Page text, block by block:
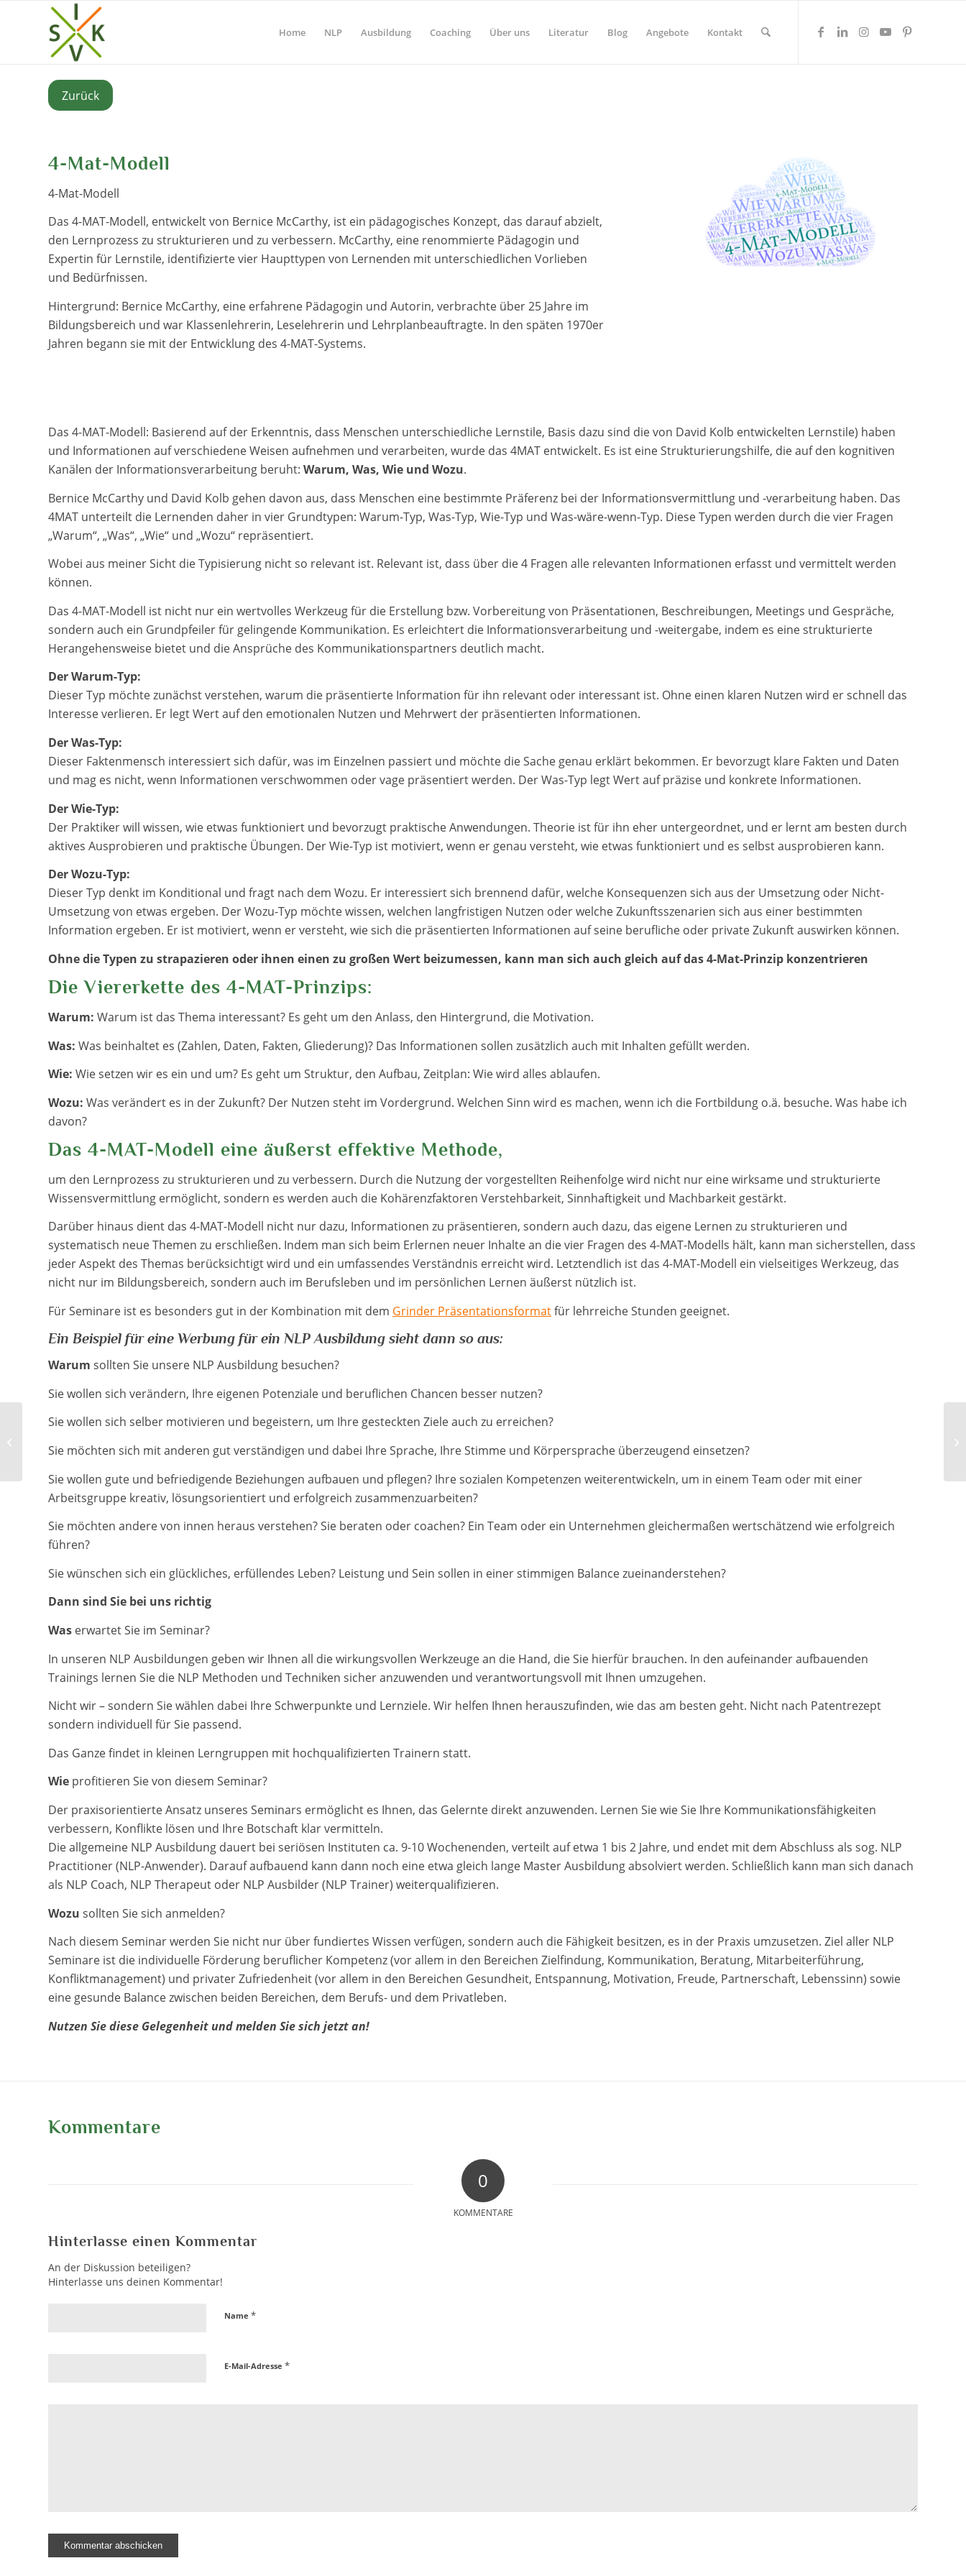
Home NLP Ausbildung Coaching Über uns Literatur Blog Angebote Kontakt
Zurück
4-Mat-Modell
4-Mat-Modell
Das 4-MAT-Modell, entwickelt von Bernice McCarthy, ist ein pädagogisches Konzept, das darauf abzielt,
den Lernprozess zu strukturieren und zu verbessern. McCarthy, eine renommierte Pädagogin und
Expertin für Lernstile, identifizierte vier Haupttypen von Lernenden mit unterschiedlichen Vorlieben
und Bedürfnissen.
Hintergrund: Bernice McCarthy, eine erfahrene Pädagogin und Autorin, verbrachte über 25 Jahre im
Bildungsbereich und war Klassenlehrerin, Leselehrerin und Lehrplanbeauftragte. In den späten 1970er
Jahren begann sie mit der Entwicklung des 4-MAT-Systems.
Das 4-MAT-Modell: Basierend auf der Erkenntnis, dass Menschen unterschiedliche Lernstile, Basis dazu sind die von David Kolb entwickelten Lernstile) haben
und Informationen auf verschiedene Weisen aufnehmen und verarbeiten, wurde das 4MAT entwickelt. Es ist eine Strukturierungshilfe, die auf den kognitiven
Kanälen der Informationsverarbeitung beruht: Warum, Was, Wie und Wozu.
Bernice McCarthy und David Kolb gehen davon aus, dass Menschen eine bestimmte Präferenz bei der Informationsvermittlung und -verarbeitung haben. Das
4MAT unterteilt die Lernenden daher in vier Grundtypen: Warum-Typ, Was-Typ, Wie-Typ und Was-wäre-wenn-Typ. Diese Typen werden durch die vier Fragen
„Warum“, „Was“, „Wie“ und „Wozu“ repräsentiert.
Wobei aus meiner Sicht die Typisierung nicht so relevant ist. Relevant ist, dass über die 4 Fragen alle relevanten Informationen erfasst und vermittelt werden
können.
Das 4-MAT-Modell ist nicht nur ein wertvolles Werkzeug für die Erstellung bzw. Vorbereitung von Präsentationen, Beschreibungen, Meetings und Gespräche,
sondern auch ein Grundpfeiler für gelingende Kommunikation. Es erleichtert die Informationsverarbeitung und -weitergabe, indem es eine strukturierte
Herangehensweise bietet und die Ansprüche des Kommunikationspartners deutlich macht.
Der Warum-Typ:
Dieser Typ möchte zunächst verstehen, warum die präsentierte Information für ihn relevant oder interessant ist. Ohne einen klaren Nutzen wird er schnell das
Interesse verlieren. Er legt Wert auf den emotionalen Nutzen und Mehrwert der präsentierten Informationen.
Der Was-Typ:
Dieser Faktenmensch interessiert sich dafür, was im Einzelnen passiert und möchte die Sache genau erklärt bekommen. Er bevorzugt klare Fakten und Daten
und mag es nicht, wenn Informationen verschwommen oder vage präsentiert werden. Der Was-Typ legt Wert auf präzise und konkrete Informationen.
Der Wie-Typ:
Der Praktiker will wissen, wie etwas funktioniert und bevorzugt praktische Anwendungen. Theorie ist für ihn eher untergeordnet, und er lernt am besten durch
aktives Ausprobieren und praktische Übungen. Der Wie-Typ ist motiviert, wenn er genau versteht, wie etwas funktioniert und es selbst ausprobieren kann.
Der Wozu-Typ:
Dieser Typ denkt im Konditional und fragt nach dem Wozu. Er interessiert sich brennend dafür, welche Konsequenzen sich aus der Umsetzung oder Nicht-
Umsetzung von etwas ergeben. Der Wozu-Typ möchte wissen, welchen langfristigen Nutzen oder welche Zukunftsszenarien sich aus einer bestimmten
Information ergeben. Er ist motiviert, wenn er versteht, wie sich die präsentierten Informationen auf seine berufliche oder private Zukunft auswirken können.
Ohne die Typen zu strapazieren oder ihnen einen zu großen Wert beizumessen, kann man sich auch gleich auf das 4-Mat-Prinzip konzentrieren
Die Viererkette des 4-MAT-Prinzips:
Warum: Warum ist das Thema interessant? Es geht um den Anlass, den Hintergrund, die Motivation.
Was: Was beinhaltet es (Zahlen, Daten, Fakten, Gliederung)? Das Informationen sollen zusätzlich auch mit Inhalten gefüllt werden.
Wie: Wie setzen wir es ein und um? Es geht um Struktur, den Aufbau, Zeitplan: Wie wird alles ablaufen.
Wozu: Was verändert es in der Zukunft? Der Nutzen steht im Vordergrund. Welchen Sinn wird es machen, wenn ich die Fortbildung o.ä. besuche. Was habe ich
davon?
Das 4-MAT-Modell eine äußerst effektive Methode,
um den Lernprozess zu strukturieren und zu verbessern. Durch die Nutzung der vorgestellten Reihenfolge wird nicht nur eine wirksame und strukturierte
Wissensvermittlung ermöglicht, sondern es werden auch die Kohärenzfaktoren Verstehbarkeit, Sinnhaftigkeit und Machbarkeit gestärkt.
Darüber hinaus dient das 4-MAT-Modell nicht nur dazu, Informationen zu präsentieren, sondern auch dazu, das eigene Lernen zu strukturieren und
systematisch neue Themen zu erschließen. Indem man sich beim Erlernen neuer Inhalte an die vier Fragen des 4-MAT-Modells hält, kann man sicherstellen, dass
jeder Aspekt des Themas berücksichtigt wird und ein umfassendes Verständnis erreicht wird. Letztendlich ist das 4-MAT-Modell ein vielseitiges Werkzeug, das
nicht nur im Bildungsbereich, sondern auch im Berufsleben und im persönlichen Lernen äußerst nützlich ist.
Für Seminare ist es besonders gut in der Kombination mit dem Grinder Präsentationsformatfür lehrreiche Stunden geeignet.
Ein Beispiel für eine Werbung für ein NLP Ausbildung sieht dann so aus:
Warum sollten Sie unsere NLP Ausbildung besuchen?
Sie wollen sich verändern, Ihre eigenen Potenziale und beruflichen Chancen besser nutzen?
Sie wollen sich selber motivieren und begeistern, um Ihre gesteckten Ziele auch zu erreichen?
Sie möchten sich mit anderen gut verständigen und dabei Ihre Sprache, Ihre Stimme und Körpersprache überzeugend einsetzen?
Sie wollen gute und befriedigende Beziehungen aufbauen und pflegen? Ihre sozialen Kompetenzen weiterentwickeln, um in einem Team oder mit einer
Arbeitsgruppe kreativ, lösungsorientiert und erfolgreich zusammenzuarbeiten?
Sie möchten andere von innen heraus verstehen? Sie beraten oder coachen? Ein Team oder ein Unternehmen gleichermaßen wertschätzend wie erfolgreich
führen?
Sie wünschen sich ein glückliches, erfüllendes Leben? Leistung und Sein sollen in einer stimmigen Balance zueinanderstehen?
Dann sind Sie bei uns richtig
Was erwartet Sie im Seminar?
In unseren NLP Ausbildungen geben wir Ihnen all die wirkungsvollen Werkzeuge an die Hand, die Sie hierfür brauchen. In den aufeinander aufbauenden
Trainings lernen Sie die NLP Methoden und Techniken sicher anzuwenden und verantwortungsvoll mit Ihnen umzugehen.
Nicht wir – sondern Sie wählen dabei Ihre Schwerpunkte und Lernziele. Wir helfen Ihnen herauszufinden, wie das am besten geht. Nicht nach Patentrezept
sondern individuell für Sie passend.
Das Ganze findet in kleinen Lerngruppen mit hochqualifizierten Trainern statt.
Wie profitieren Sie von diesem Seminar?
Der praxisorientierte Ansatz unseres Seminars ermöglicht es Ihnen, das Gelernte direkt anzuwenden. Lernen Sie wie Sie Ihre Kommunikationsfähigkeiten
verbessern, Konflikte lösen und Ihre Botschaft klar vermitteln.
Die allgemeine NLP Ausbildung dauert bei seriösen Instituten ca. 9-10 Wochenenden, verteilt auf etwa 1 bis 2 Jahre, und endet mit dem Abschluss als sog. NLP
Practitioner (NLP-Anwender). Darauf aufbauend kann dann noch eine etwa gleich lange Master Ausbildung absolviert werden. Schließlich kann man sich danach
als NLP Coach, NLP Therapeut oder NLP Ausbilder (NLP Trainer) weiterqualifizieren.
Wozu sollten Sie sich anmelden?
Nach diesem Seminar werden Sie nicht nur über fundiertes Wissen verfügen, sondern auch die Fähigkeit besitzen, es in der Praxis umzusetzen. Ziel aller NLP
Seminare ist die individuelle Förderung beruflicher Kompetenz (vor allem in den Bereichen Zielfindung, Kommunikation, Beratung, Mitarbeiterführung,
Konfliktmanagement) und privater Zufriedenheit (vor allem in den Bereichen Gesundheit, Entspannung, Motivation, Freude, Partnerschaft, Lebenssinn) sowie
eine gesunde Balance zwischen beiden Bereichen, dem Berufs- und dem Privatleben.
Nutzen Sie diese Gelegenheit und melden Sie sich jetzt an!
Kommentare
0
KOMMENTARE
Hinterlasse einen Kommentar
An der Diskussion beteiligen?
Hinterlasse uns deinen Kommentar!
Name *
E-Mail-Adresse *